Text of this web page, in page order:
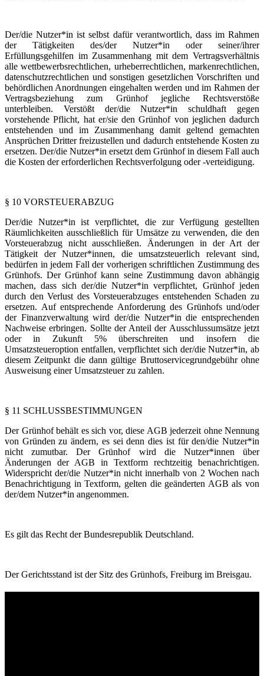
Der/die Nutzer*in ist selbst dafür verantwortlich, dass im Rahmen
der Tätigkeiten des/der Nutzer*in oder seiner/ihrer
Erfüllungsgehilfen im Zusammenhang mit dem Vertragsverhältnis
alle wettbewerbsrechtlichen, urheberrechtlichen, markenrechtlichen,
datenschutzrechtlichen und sonstigen gesetzlichen Vorschriften und
behördlichen Anordnungen eingehalten werden und im Rahmen der
Vertragsbeziehung zum Grünhof jegliche Rechtsverstöße
unterbleiben. Verstößt der/die Nutzer*in schuldhaft gegen
vorstehende Pflicht, hat er/sie den Grünhof von jeglichen dadurch
entstehenden und im Zusammenhang damit geltend gemachten
Ansprüchen Dritter freizustellen und dadurch entstehende Kosten zu
ersetzen. Der/die Nutzer*in ersetzt dem Grünhof in diesem Fall auch
die Kosten der erforderlichen Rechtsverfolgung oder -verteidigung.
§ 10 VORSTEUERABZUG
Der/die Nutzer*in ist verpflichtet, die zur Verfügung gestellten
Räumlichkeiten ausschließlich für Umsätze zu verwenden, die den
Vorsteuerabzug nicht ausschließen. Änderungen in der Art der
Tätigkeit der Nutzer*innen, die umsatzsteuerlich relevant sind,
bedürfen in jedem Fall der vorherigen schriftlichen Zustimmung des
Grünhofs. Der Grünhof kann seine Zustimmung davon abhängig
machen, dass sich der/die Nutzer*in verpflichtet, Grünhof jeden
durch den Verlust des Vorsteuerabzuges entstehenden Schaden zu
ersetzen. Auf entsprechende Anforderung des Grünhofs und/oder
der Finanzverwaltung wird der/die Nutzer*in die entsprechenden
Nachweise erbringen. Sollte der Anteil der Ausschlussumsätze jetzt
oder in Zukunft 5% überschreiten und insofern die
Umsatzsteueroption entfallen, verpflichtet sich der/die Nutzer*in, ab
diesem Zeitpunkt die dann gültige Bruttoservicegrundgebühr ohne
Ausweisung einer Umsatzsteuer zu zahlen.
§ 11 SCHLUSSBESTIMMUNGEN
Der Grünhof behält es sich vor, diese AGB jederzeit ohne Nennung
von Gründen zu ändern, es sei denn dies ist für den/die Nutzer*in
nicht zumutbar. Der Grünhof wird die Nutzer*innen über
Änderungen der AGB in Textform rechtzeitig benachrichtigen.
Widerspricht der/die Nutzer*in nicht innerhalb von 2 Wochen nach
Benachrichtigung in Textform, gelten die geänderten AGB als von
der/dem Nutzer*in angenommen.
Es gilt das Recht der Bundesrepublik Deutschland.
Der Gerichtsstand ist der Sitz des Grünhofs, Freiburg im Breisgau.